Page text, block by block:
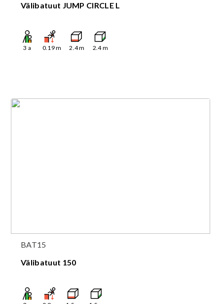
Välibatuut JUMP CIRCLE L
3 a 0.19m 2.4m 2.4m
BAT15
Välibatuut 150